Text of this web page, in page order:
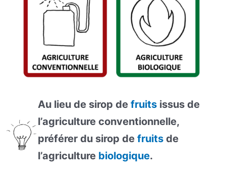
Au lieu de sirop de fruitsissus de
l’agriculture conventionnelle,
préférer du sirop de fruitsde
l’agriculture biologique.